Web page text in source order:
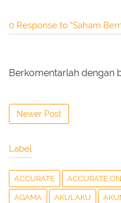
0 Response to "Saham
Berkomentarlah dengan
Newer Post
Label
ACCURATE ACCURATE
AGAMA AKULAKU